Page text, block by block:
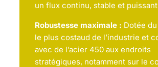
un flux continu, stable et
Robustesse maximale : Dotée
le plus costaud de l’industrie et
avec de l’acier 450 aux endroits
stratégiques, notamment sur le